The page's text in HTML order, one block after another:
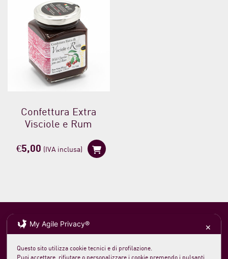
Confettura Extra
Visciole e Rum
€5,00 (IVA inclusa)
Soc. agricola morelloausteraVAT 0231 7820 419
My Agile Privacy® ✕
Questo sito utilizza cookie tecnici e di profilazione.
Puoi accettare, rifiutare o personalizzare i cookie premendo i pulsanti